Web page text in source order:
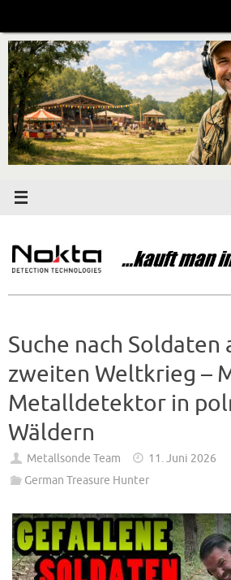
Inhalt
springen
Suche nach Soldaten
zweiten Weltkrieg –
Metalldetektor in
Wäldern
Metallsonde Team
11. Juni 2026
German Treasure Hunter